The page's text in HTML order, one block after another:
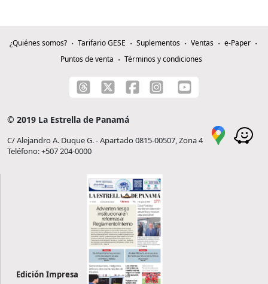
¿Quiénes somos? Tarifario GESE Suplementos Ventas
e-Paper
Puntos de venta
Términos y condiciones
© 2019 La Estrella de Panamá
C/ Alejandro A. Duque G. - Apartado 0815-00507, Zona 4
Teléfono: +507 204-0000
Edición Impresa